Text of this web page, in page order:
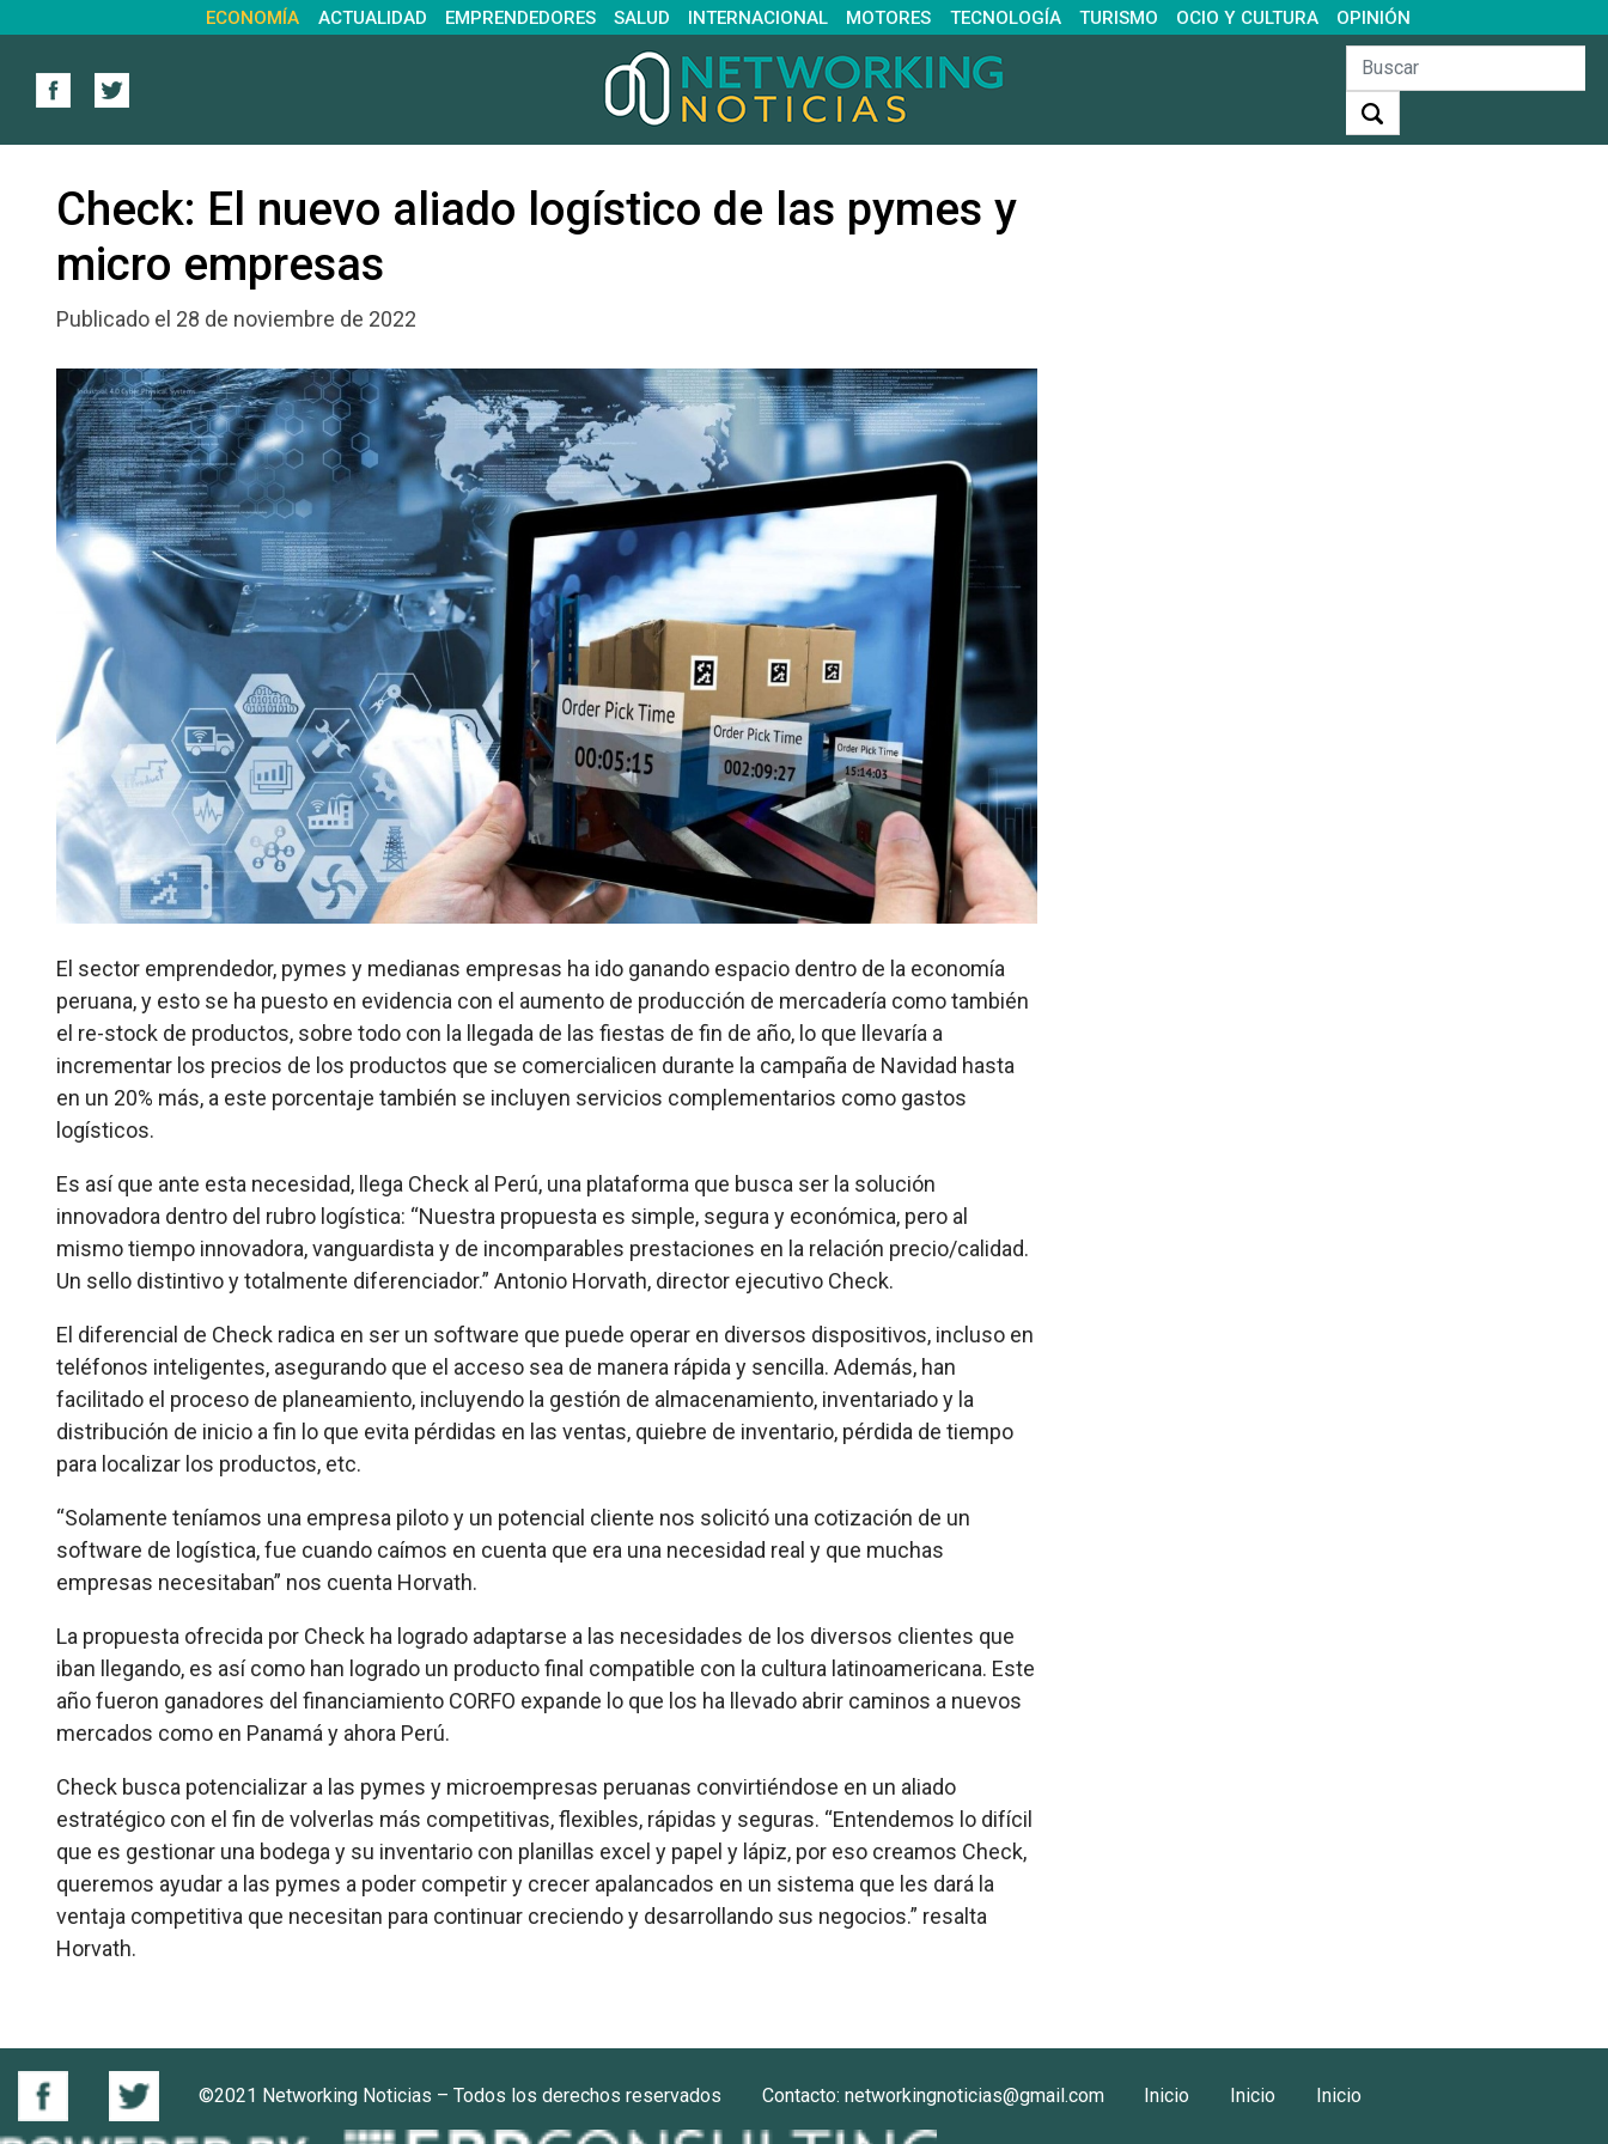
ECONOMÍA ACTUALIDAD EMPRENDEDORES SALUD INTERNACIONAL MOTORES TECNOLOGÍA TURISMO OCIO Y CULTURA OPINIÓN
Check: El nuevo aliado logístico de las pymes y
micro empresas
Publicado el 28 de noviembre de 2022
El sector emprendedor, pymes y medianas empresas ha ido ganando espacio dentro de la economía
peruana, y esto se ha puesto en evidencia con el aumento de producción de mercadería como también
el re-stock de productos, sobre todo con la llegada de las fiestas de fin de año, lo que llevaría a
incrementar los precios de los productos que se comercialicen durante la campaña de Navidad hasta
en un 20% más, a este porcentaje también se incluyen servicios complementarios como gastos
logísticos.
Es así que ante esta necesidad, llega Check al Perú, una plataforma que busca ser la solución
innovadora dentro del rubro logística: “Nuestra propuesta es simple, segura y económica, pero al
mismo tiempo innovadora, vanguardista y de incomparables prestaciones en la relación precio/calidad.
Un sello distintivo y totalmente diferenciador.” Antonio Horvath, director ejecutivo Check.
El diferencial de Check radica en ser un software que puede operar en diversos dispositivos, incluso en
teléfonos inteligentes, asegurando que el acceso sea de manera rápida y sencilla. Además, han
facilitado el proceso de planeamiento, incluyendo la gestión de almacenamiento, inventariado y la
distribución de inicio a fin lo que evita pérdidas en las ventas, quiebre de inventario, pérdida de tiempo
para localizar los productos, etc.
“Solamente teníamos una empresa piloto y un potencial cliente nos solicitó una cotización de un
software de logística, fue cuando caímos en cuenta que era una necesidad real y que muchas
empresas necesitaban” nos cuenta Horvath.
La propuesta ofrecida por Check ha logrado adaptarse a las necesidades de los diversos clientes que
iban llegando, es así como han logrado un producto final compatible con la cultura latinoamericana. Este
año fueron ganadores del financiamiento CORFO expande lo que los ha llevado abrir caminos a nuevos
mercados como en Panamá y ahora Perú.
Check busca potencializar a las pymes y microempresas peruanas convirtiéndose en un aliado
estratégico con el fin de volverlas más competitivas, flexibles, rápidas y seguras. “Entendemos lo difícil
que es gestionar una bodega y su inventario con planillas excel y papel y lápiz, por eso creamos Check,
queremos ayudar a las pymes a poder competir y crecer apalancados en un sistema que les dará la
ventaja competitiva que necesitan para continuar creciendo y desarrollando sus negocios.” resalta
Horvath.
©2021 Networking Noticias – Todos los derechos reservados Contacto: networkingnoticias@gmail.com Inicio Inicio Inicio